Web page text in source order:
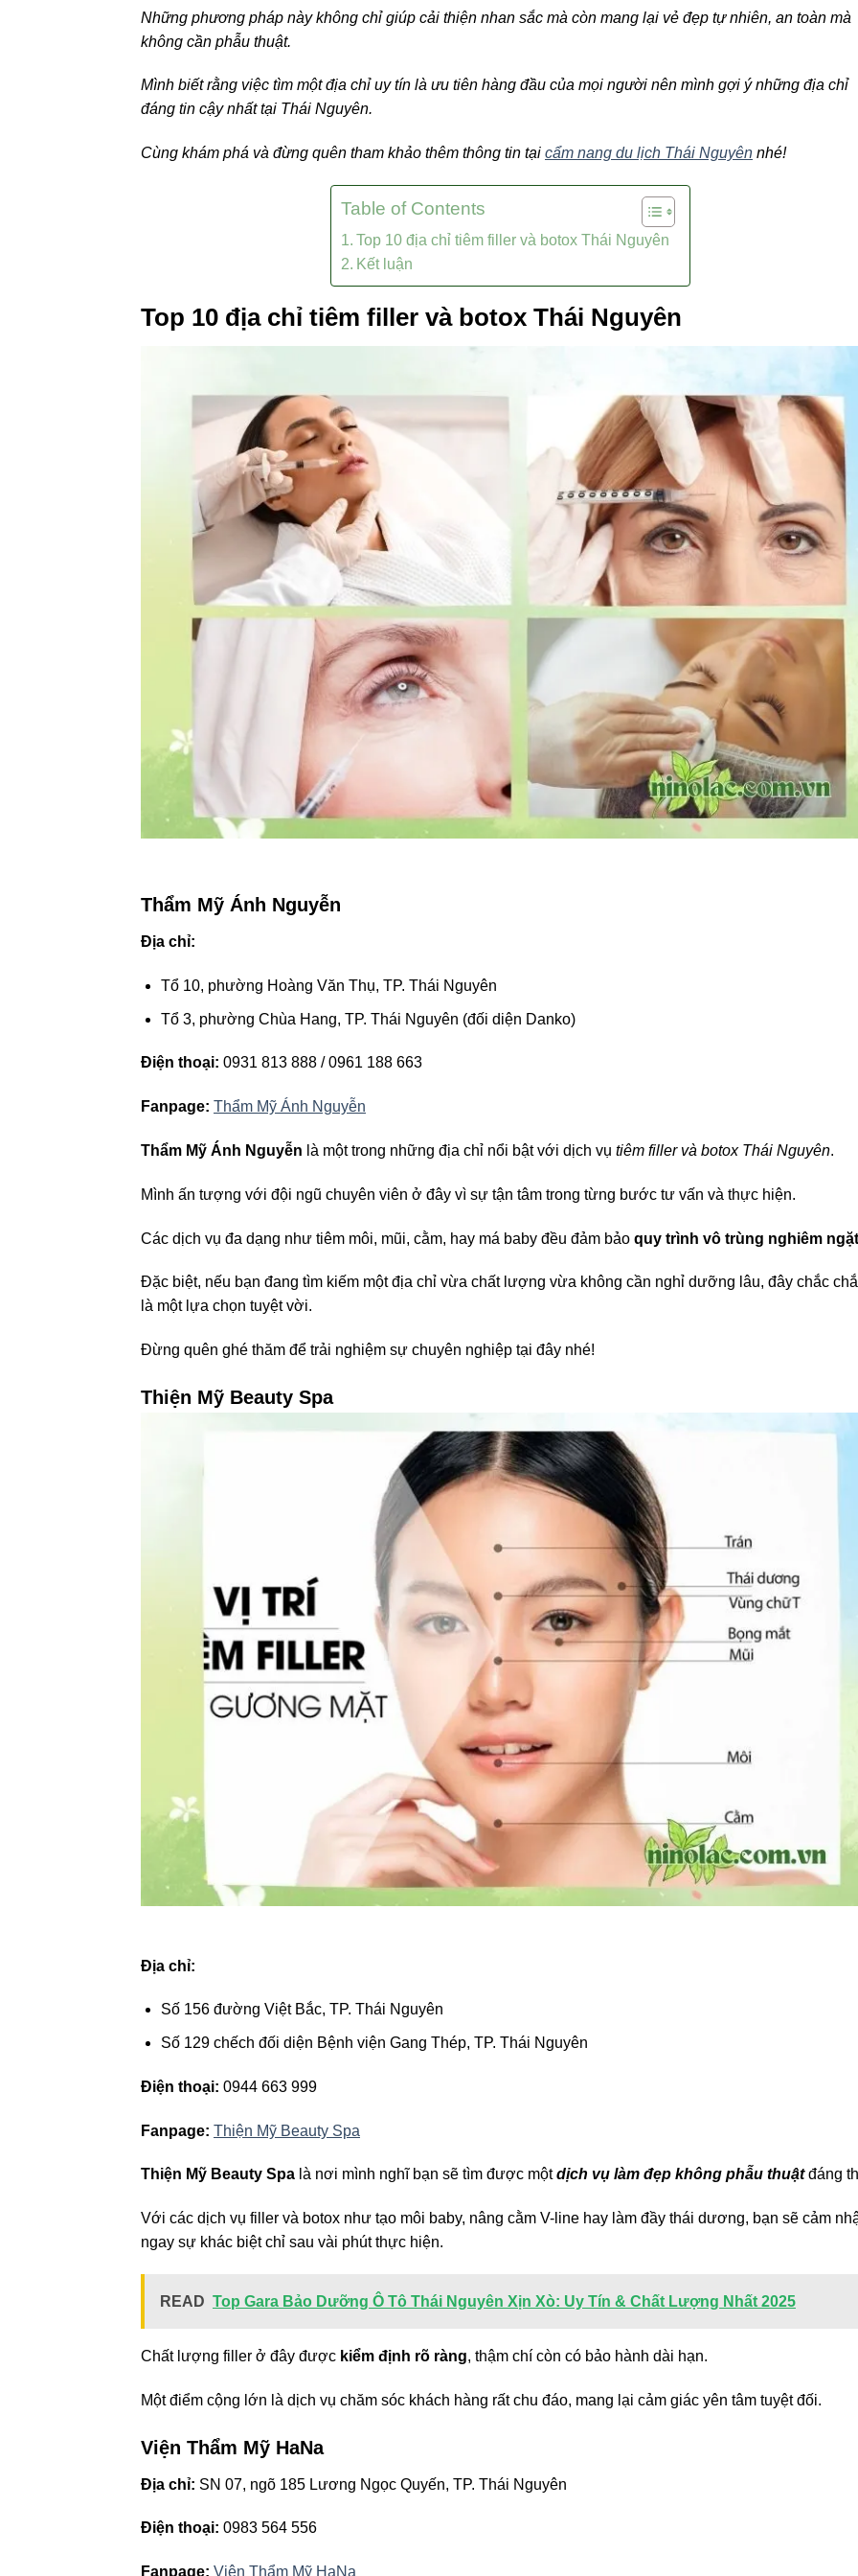
Những phương pháp này không chỉ giúp cải thiện nhan sắc mà còn mang lại vẻ đẹp tự nhiên, an toàn mà
không cần phẫu thuật.
Mình biết rằng việc tìm một địa chỉ uy tín là ưu tiên hàng đầu của mọi người nên mình gợi ý những địa chỉ
đáng tin cậy nhất tại Thái Nguyên.
Cùng khám phá và đừng quên tham khảo thêm thông tin tại cẩm nang du lịch Thái Nguyên nhé!
Table of Contents
Top 10 địa chỉ tiêm filler và botox Thái Nguyên
Kết luận
Top 10 địa chỉ tiêm filler và botox Thái Nguyên
Thẩm Mỹ Ánh Nguyễn
Địa chỉ:
Tổ 10, phường Hoàng Văn Thụ, TP. Thái Nguyên
Tổ 3, phường Chùa Hang, TP. Thái Nguyên (đối diện Danko)
Điện thoại: 0931 813 888 / 0961 188 663
Fanpage: Thẩm Mỹ Ánh Nguyễn
Thẩm Mỹ Ánh Nguyễn là một trong những địa chỉ nổi bật với dịch vụ tiêm filler và botox Thái Nguyên.
Mình ấn tượng với đội ngũ chuyên viên ở đây vì sự tận tâm trong từng bước tư vấn và thực hiện.
Các dịch vụ đa dạng như tiêm môi, mũi, cằm, hay má baby đều đảm bảo quy trình vô trùng nghiêm ngặt
Đặc biệt, nếu bạn đang tìm kiếm một địa chỉ vừa chất lượng vừa không cần nghỉ dưỡng lâu, đây chắc
là một lựa chọn tuyệt vời.
Đừng quên ghé thăm để trải nghiệm sự chuyên nghiệp tại đây nhé!
Thiện Mỹ Beauty Spa
Địa chỉ:
Số 156 đường Việt Bắc, TP. Thái Nguyên
Số 129 chếch đối diện Bệnh viện Gang Thép, TP. Thái Nguyên
Điện thoại: 0944 663 999
Fanpage: Thiện Mỹ Beauty Spa
Thiện Mỹ Beauty Spa là nơi mình nghĩ bạn sẽ tìm được mộtdịch vụ làm đẹp không phẫu thuật đáng
Với các dịch vụ filler và botox như tạo môi baby, nâng cằm V-line hay làm đầy thái dương, bạn sẽ cảm
ngay sự khác biệt chỉ sau vài phút thực hiện.
READ Top Gara Bảo Dưỡng Ô Tô Thái Nguyên Xịn Xò: Uy Tín & Chất Lượng Nhất 2025
Chất lượng filler ở đây được kiểm định rõ ràng, thậm chí còn có bảo hành dài hạn.
Một điểm cộng lớn là dịch vụ chăm sóc khách hàng rất chu đáo, mang lại cảm giác yên tâm tuyệt đối.
Viện Thẩm Mỹ HaNa
Địa chỉ: SN 07, ngõ 185 Lương Ngọc Quyến, TP. Thái Nguyên
Điện thoại: 0983 564 556
Fanpage: Viện Thẩm Mỹ HaNa